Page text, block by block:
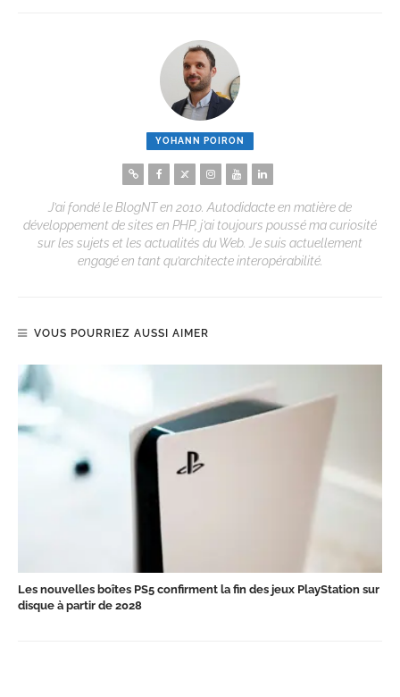
YOHANN POIRON
J’ai fondé le BlogNT en 2010. Autodidacte en matière de
développement de sites en PHP, j’ai toujours poussé ma curiosité
sur les sujets et les actualités du Web. Je suis actuellement
engagé en tant qu’architecte interopérabilité.
VOUS POURRIEZ AUSSI AIMER
Les nouvelles boîtes PS5 confirment la fin des jeux PlayStation sur
disque à partir de 2028